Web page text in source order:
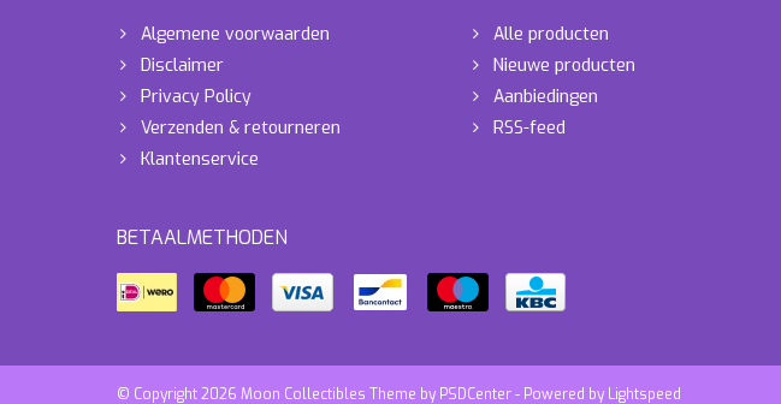
Algemene voorwaarden
Disclaimer
Privacy Policy
Verzenden & retourneren
Klantenservice
Alle producten
Nieuwe producten
Aanbiedingen
RSS-feed
BETAALMETHODEN
© Copyright 2026 Moon Collectibles Theme by PSDCenter- Powered by Lightspeed